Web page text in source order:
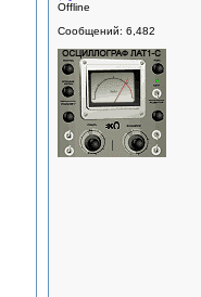
Offline
Сообщений: 6,482